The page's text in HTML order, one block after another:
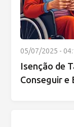
05/07/2025 -
Isenção de
Conseguir e